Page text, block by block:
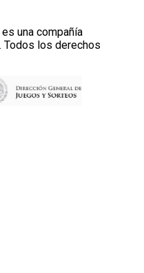
una compañía
Todos los derechos